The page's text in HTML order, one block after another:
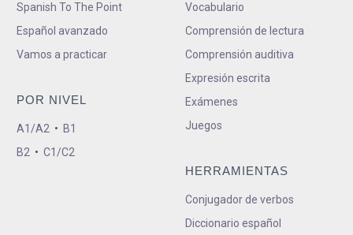
Spanish To The Point
Español avanzado
Vamos a practicar
POR NIVEL
A1/A2 • B1
B2 • C1/C2
Vocabulario
Comprensión de lectura
Comprensión auditiva
Expresión escrita
Exámenes
Juegos
HERRAMIENTAS
Conjugador de verbos
Diccionario español